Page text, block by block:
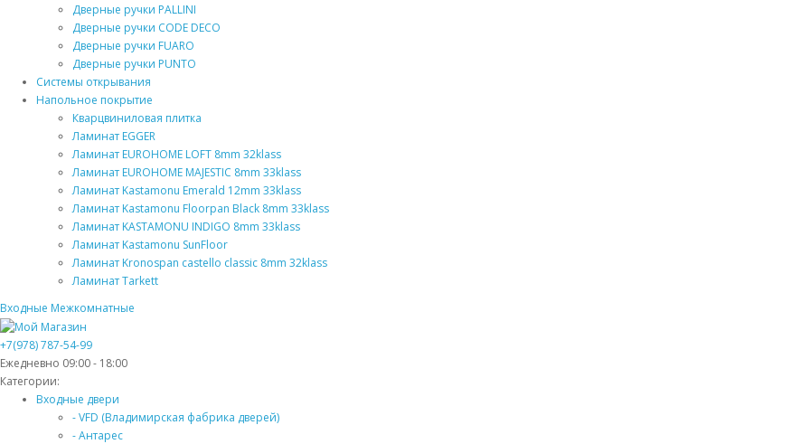
Дверные ручки PALLINI
Дверные ручки CODE DECO
Дверные ручки FUARO
Дверные ручки PUNTO
Системы открывания
Напольное покрытие
Кварцвиниловая плитка
Ламинат EGGER
Ламинат EUROHOME LOFT 8mm 32klass
Ламинат EUROHOME MAJESTIC 8mm 33klass
Ламинат Kastamonu Emerald 12mm 33klass
Ламинат Kastamonu Floorpan Black 8mm 33klass
Ламинат KASTAMONU INDIGO 8mm 33klass
Ламинат Kastamonu SunFloor
Ламинат Kronospan castello classic 8mm 32klass
Ламинат Tarkett
Входные Межкомнатные
+7(978) 787-54-99
Ежедневно 09:00 - 18:00
Категории:
Входные двери
- VFD (Владимирская фабрика дверей)
- Антарес